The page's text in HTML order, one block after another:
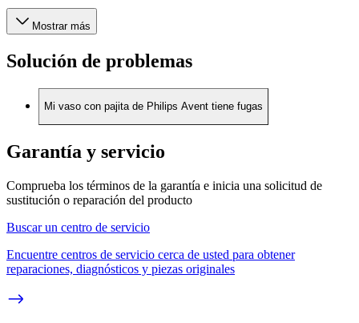
Mostrar más
Solución de problemas
Mi vaso con pajita de Philips Avent tiene fugas
Garantía y servicio
Comprueba los términos de la garantía e inicia una solicitud de
sustitución o reparación del producto
Buscar un centro de servicio
Encuentre centros de servicio cerca de usted para obtener
reparaciones, diagnósticos y piezas originales